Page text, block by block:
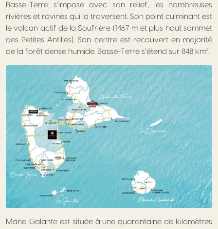
Basse-Terre s’impose avec son relief, les nombreuses
rivières et ravines qui la traversent. Son point culminant est
le volcan actif de la Soufrière (1467 m et plus haut sommet
des Petites Antilles). Son centre est recouvert en majorité
de la forêt dense humide. Basse-Terre s’étend sur 848 km².
Marie-Galante est située à une quarantaine de kilomètres